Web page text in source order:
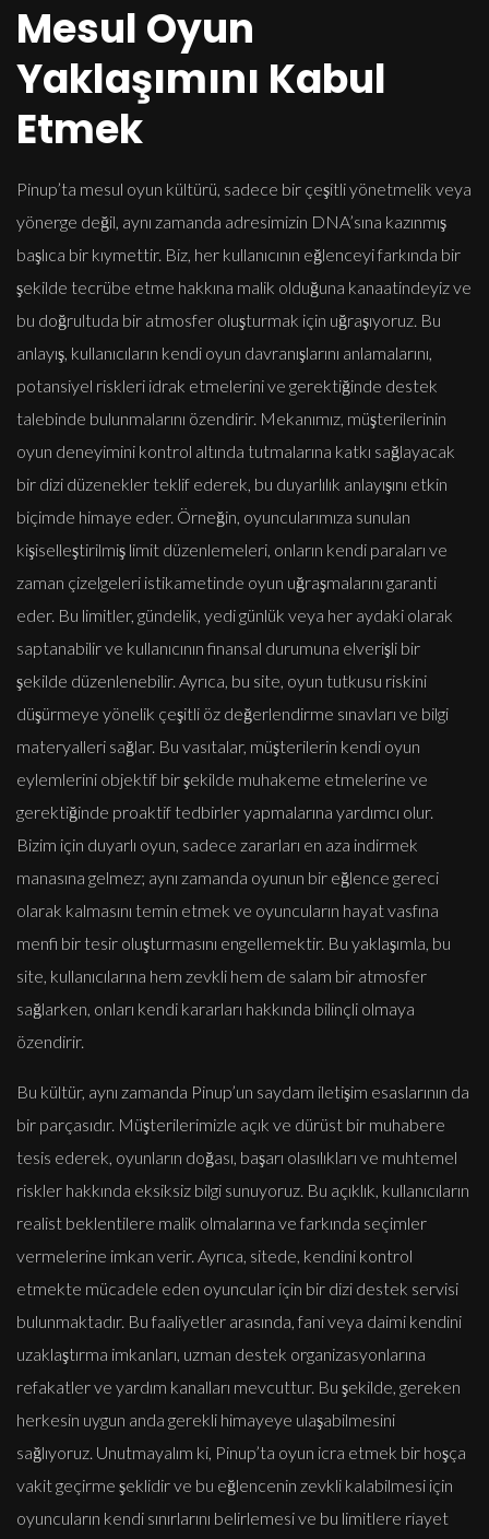
Mesul Oyun
Yaklaşımını Kabul
Etmek
Pinup’ta mesul oyun kültürü, sadece bir çeşitli yönetmelik veya
yönerge değil, aynı zamanda adresimizin DNA’sına kazınmış
başlıca bir kıymettir. Biz, her kullanıcının eğlenceyi farkında bir
şekilde tecrübe etme hakkına malik olduğuna kanaatindeyiz ve
bu doğrultuda bir atmosfer oluşturmak için uğraşıyoruz. Bu
anlayış, kullanıcıların kendi oyun davranışlarını anlamalarını,
potansiyel riskleri idrak etmelerini ve gerektiğinde destek
talebinde bulunmalarını özendirir. Mekanımız, müşterilerinin
oyun deneyimini kontrol altında tutmalarına katkı sağlayacak
bir dizi düzenekler teklif ederek, bu duyarlılık anlayışını etkin
biçimde himaye eder. Örneğin, oyuncularımıza sunulan
kişiselleştirilmiş limit düzenlemeleri, onların kendi paraları ve
zaman çizelgeleri istikametinde oyun uğraşmalarını garanti
eder. Bu limitler, gündelik, yedi günlük veya her aydaki olarak
saptanabilir ve kullanıcının finansal durumuna elverişli bir
şekilde düzenlenebilir. Ayrıca, bu site, oyun tutkusu riskini
düşürmeye yönelik çeşitli öz değerlendirme sınavları ve bilgi
materyalleri sağlar. Bu vasıtalar, müşterilerin kendi oyun
eylemlerini objektif bir şekilde muhakeme etmelerine ve
gerektiğinde proaktif tedbirler yapmalarına yardımcı olur.
Bizim için duyarlı oyun, sadece zararları en aza indirmek
manasına gelmez; aynı zamanda oyunun bir eğlence gereci
olarak kalmasını temin etmek ve oyuncuların hayat vasfına
menfi bir tesir oluşturmasını engellemektir. Bu yaklaşımla, bu
site, kullanıcılarına hem zevkli hem de salam bir atmosfer
sağlarken, onları kendi kararları hakkında bilinçli olmaya
özendirir.
Bu kültür, aynı zamanda Pinup’un saydam iletişim esaslarının da
bir parçasıdır. Müşterilerimizle açık ve dürüst bir muhabere
tesis ederek, oyunların doğası, başarı olasılıkları ve muhtemel
riskler hakkında eksiksiz bilgi sunuyoruz. Bu açıklık, kullanıcıların
realist beklentilere malik olmalarına ve farkında seçimler
vermelerine imkan verir. Ayrıca, sitede, kendini kontrol
etmekte mücadele eden oyuncular için bir dizi destek servisi
bulunmaktadır. Bu faaliyetler arasında, fani veya daimi kendini
uzaklaştırma imkanları, uzman destek organizasyonlarına
refakatler ve yardım kanalları mevcuttur. Bu şekilde, gereken
herkesin uygun anda gerekli himayeye ulaşabilmesini
sağlıyoruz. Unutmayalım ki, Pinup’ta oyun icra etmek bir hoşça
vakit geçirme şeklidir ve bu eğlencenin zevkli kalabilmesi için
oyuncuların kendi sınırlarını belirlemesi ve bu limitlere riayet